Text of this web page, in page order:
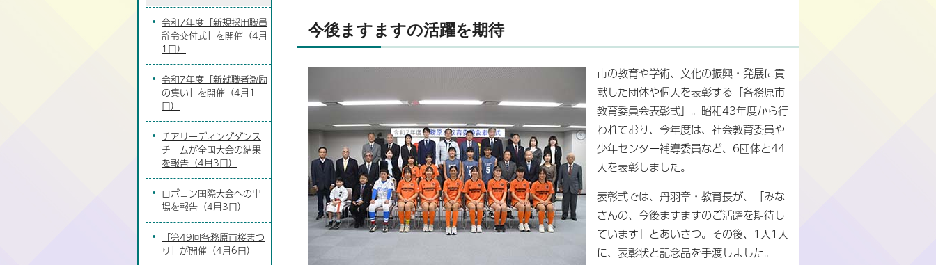
今後ますますの活躍を期待
市の教育や学術、文化の振興・発展に貢
献した団体や個人を表彰する「各務原市
教育委員会表彰式」。昭和43年度から行
われており、今年度は、社会教育委員や
少年センター補導委員など、6団体と44
人を表彰しました。
表彰式では、丹羽章・教育長が、「みな
さんの、今後ますますのご活躍を期待し
ています」とあいさつ。その後、1人1人
に、表彰状と記念品を手渡しました。
令和7年度「新規採用職員
辞令交付式」を開催（4月
1日）
令和7年度「新就職者激励
の集い」を開催（4月1
日）
チアリーディングダンス
チームが全国大会の結果
を報告（4月3日）
ロボコン国際大会への出
場を報告（4月3日）
「第49回各務原市桜まつ
り」が開催（4月6日）